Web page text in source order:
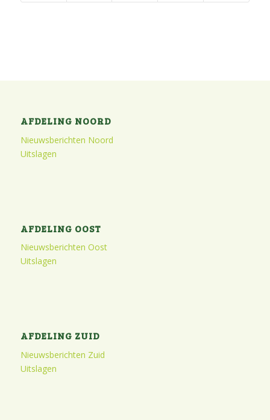
AFDELING NOORD
Nieuwsberichten Noord
Uitslagen
AFDELING OOST
Nieuwsberichten Oost
Uitslagen
AFDELING ZUID
Nieuwsberichten Zuid
Uitslagen